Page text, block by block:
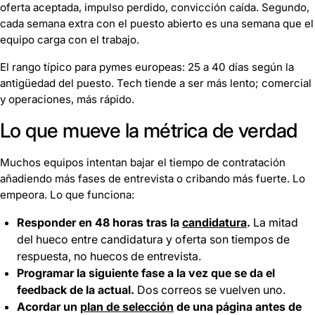
oferta aceptada, impulso perdido, convicción caída. Segundo,
cada semana extra con el puesto abierto es una semana que el
equipo carga con el trabajo.
El rango típico para pymes europeas: 25 a 40 días según la
antigüedad del puesto. Tech tiende a ser más lento; comercial
y operaciones, más rápido.
Lo que mueve la métrica de verdad
Muchos equipos intentan bajar el tiempo de contratación
añadiendo más fases de entrevista o cribando más fuerte. Lo
empeora. Lo que funciona:
Responder en 48 horas tras la candidatura. La mitad
del hueco entre candidatura y oferta son tiempos de
respuesta, no huecos de entrevista.
Programar la siguiente fase a la vez que se da el
feedback de la actual. Dos correos se vuelven uno.
Acordar un plan de selección de una página antes de